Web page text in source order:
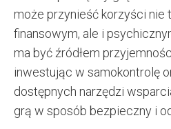
może przynieść korzyści nie
finansowym, ale i
ma być źródłem
inwestując w samokontrolę
dostępnych narzędzi
grą w sposób bezpieczny i